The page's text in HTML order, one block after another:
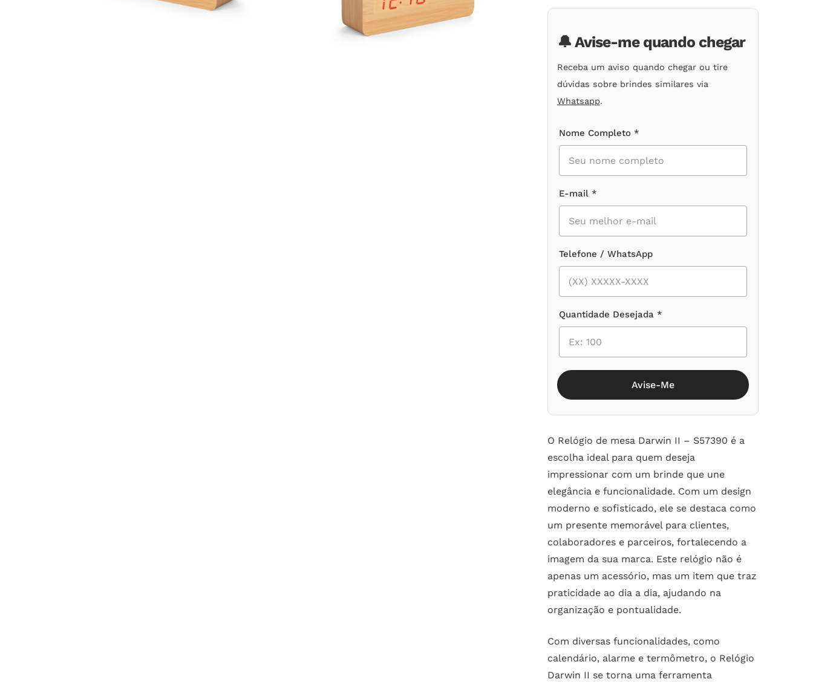
clientes
🔔 Avise-me quando chegar
Receba um aviso quando chegar ou tire
dúvidas sobre brindes similares via
Whatsapp.
Nome Completo *
E-mail *
Telefone / WhatsApp
Quantidade Desejada *
Avise-Me
O Relógio de mesa Darwin II – S57390 é a
escolha ideal para quem deseja
impressionar com um brinde que une
elegância e funcionalidade. Com um design
moderno e sofisticado, ele se destaca como
um presente memorável para clientes,
colaboradores e parceiros, fortalecendo a
imagem da sua marca. Este relógio não é
apenas um acessório, mas um item que traz
praticidade ao dia a dia, ajudando na
organização e pontualidade.
Com diversas funcionalidades, como
calendário, alarme e termômetro, o Relógio
Darwin II se torna uma ferramenta